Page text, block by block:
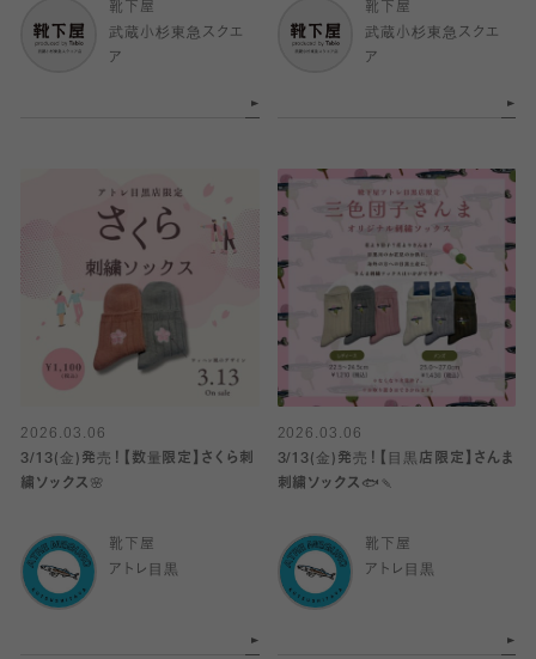
靴下屋
武蔵小杉東急スクエ
ア
靴下屋
武蔵小杉東急スクエ
ア
2026.03.06
3/13(金)発売！【数量限定】さくら刺
繍ソックス🌸
靴下屋
アトレ目黒
2026.03.06
3/13(金)発売！【目黒店限定】さんま
刺繍ソックス🐟🍡
靴下屋
アトレ目黒